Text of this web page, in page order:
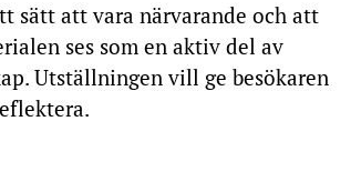
sätt att vara närvarande och att
ses som en aktiv del av
Utställningen vill ge besökaren